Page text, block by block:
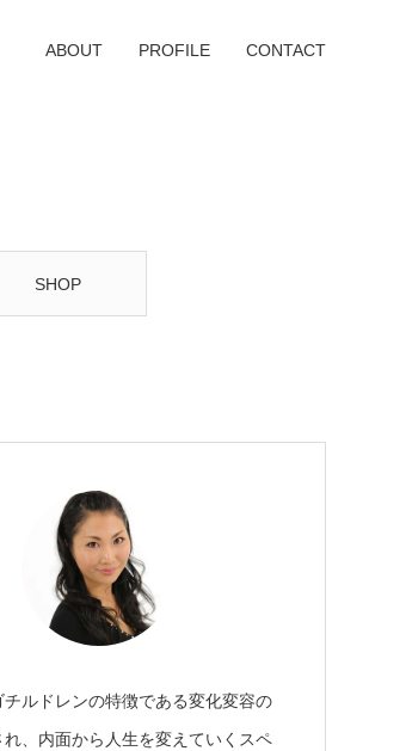
SHOP
ABOUT PROFILE CONTACT
チルドレンの特徴である変化変容の
れ、内面から人生を変えていくスペ